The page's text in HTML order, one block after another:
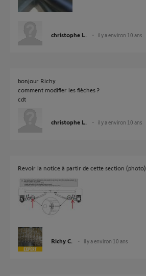
christophe L. il y a environ 10 ans
bonjour Richy
comment modifier les flèches ?
cdt
christophe L. il y a environ 10 ans
Revoir la notice à partir de cette section (photo)
Richy C. il y a environ 10 ans